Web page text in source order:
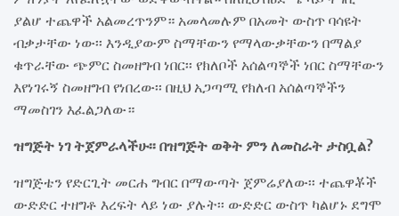
ያልሆ ተጨዋች አልመረጥንም። አመላመሉም በአመት ውስጥ ባሳዩት
ብቃታቸው ነው፡፡ እንዲያውም ስማቸውን የማላውቃቸውን በማልያ
ቁጥራቸው ጭምር ስመዘግብ ነበር፡፡ የክለቦች አሰልጣኞች ነበር ስማቸውን
እየነገሩኝ ስመዘግብ የነበረው፡፡ በዚህ አጋጣሚ የክለብ አሰልጣኞችን
ማመስገን እፈልጋለው።
ዝግጅት ነገ ትጀምራላችሁ፡፡ በዝግጅት ወቅት ምን ለመስራት ታስቧል?
ዝግጅቴን የድርጊት መርሐ ግብር በማውጣት ጀምሬያለው፡፡ ተጨዋቾች
ውድድር ተዘግቶ እረፍት ላይ ነው ያሉት፡፡ ውድድር ውስጥ ካልሆኑ ደግሞ